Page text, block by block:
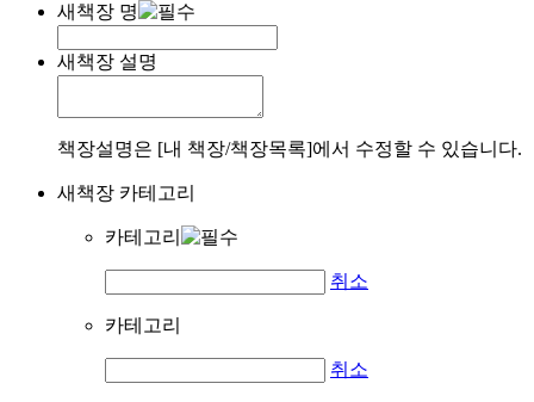
새책장 명
새책장 설명
책장설명은 [내 책장/책장목록]에서 수정할 수 있습니다.
새책장 카테고리
카테고리
취소
카테고리
취소